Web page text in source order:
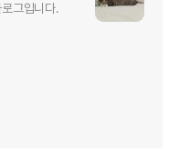
그입니다.